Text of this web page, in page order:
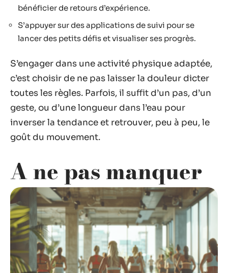
bénéficier de retours d’expérience.
S’appuyer sur des applications de suivi pour se
lancer des petits défis et visualiser ses progrès.
S’engager dans une activité physique adaptée,
c’est choisir de ne pas laisser la douleur dicter
toutes les règles. Parfois, il suffit d’un pas, d’un
geste, ou d’une longueur dans l’eau pour
inverser la tendance et retrouver, peu à peu, le
goût du mouvement.
A ne pas manquer